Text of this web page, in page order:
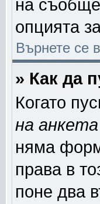
на
опцията
Върнете се
» Как да
Когато
на анкета
няма
права в
поне два